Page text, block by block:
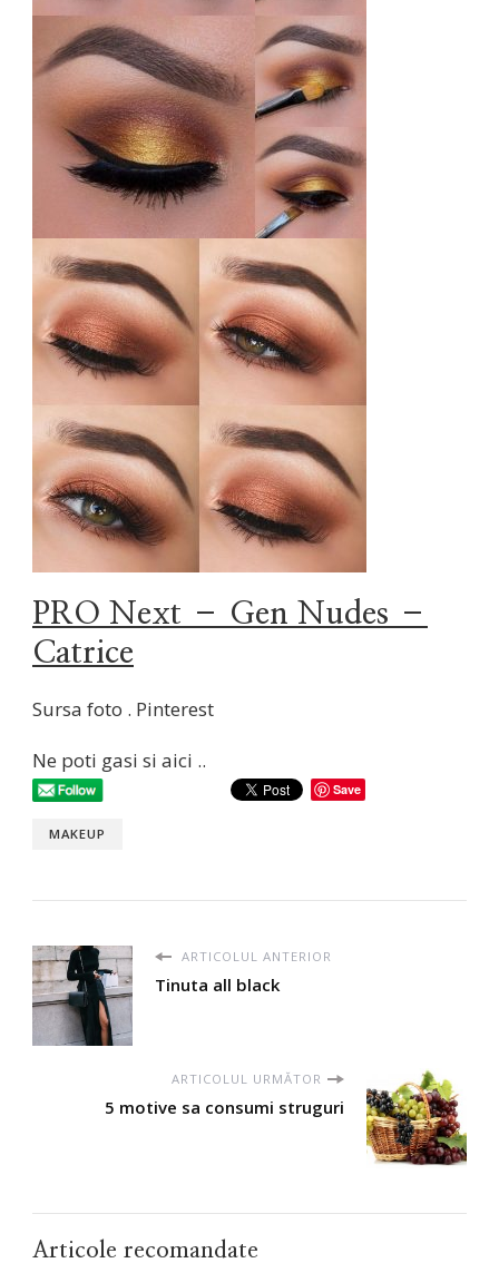
PRO Next – Gen Nudes –
Catrice
Sursa foto . Pinterest
Ne poti gasi si aici ..
Save
MAKEUP
ARTICOLUL ANTERIOR
Tinuta all black
ARTICOLUL URMĂTOR
5 motive sa consumi struguri
Articole recomandate